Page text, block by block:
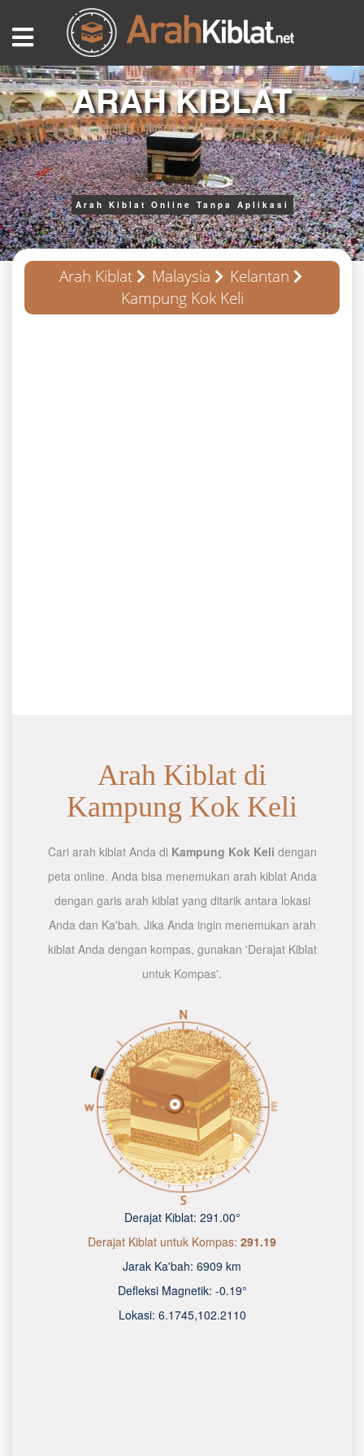
ARAH KIBLAT
Arah Kiblat Online Tanpa Aplikasi
Arah Kiblat Malaysia
Kelantan
Kampung Kok Keli
Arah Kiblat di
Kampung Kok Keli
Cari arah kiblat Anda di Kampung Kok Keli dengan
peta online. Anda bisa menemukan arah kiblat Anda
dengan garis arah kiblat yang ditarik antara lokasi
Anda dan Ka'bah. Jika Anda ingin menemukan arah
kiblat Anda dengan kompas, gunakan 'Derajat Kiblat
untuk Kompas'.
Derajat Kiblat: 291.00°
Derajat Kiblat untuk Kompas: 291.19
Jarak Ka'bah: 6909 km
Defleksi Magnetik: -0.19°
Lokasi: 6.1745,102.2110